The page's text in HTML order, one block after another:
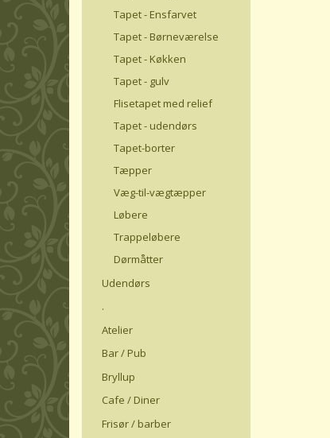
Tapet - Ensfarvet
Tapet - Børneværelse
Tapet - Køkken
Tapet - gulv
Flisetapet med relief
Tapet - udendørs
Tapet-borter
Tæpper
Væg-til-vægtæpper
Løbere
Trappeløbere
Dørmåtter
Udendørs
.
Atelier
Bar / Pub
Bryllup
Cafe / Diner
Frisør / barber